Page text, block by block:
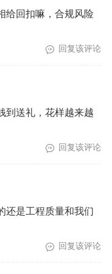
给回扣嘛，合规风险
回复该评论
到送礼，花样越来越
回复该评论
还是工程质量和我们
回复该评论